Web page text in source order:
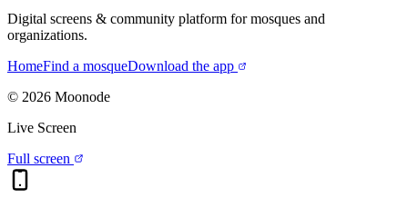
Digital screens & community platform for mosques and
organizations.
HomeFind a mosqueDownload the app
© 2026 Moonode
Live Screen
Full screen